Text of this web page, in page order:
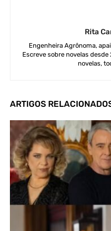
Rita
Engenheira Agrônoma,
Escreve sobre novelas
novelas,
ARTIGOS